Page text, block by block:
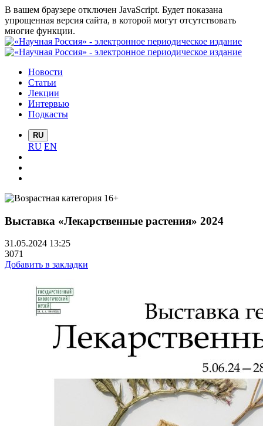
В вашем браузере отключен JavaScript. Будет показана
упрощенная версия сайта, в которой могут отсутствовать
многие функции.
Новости
Статьи
Лекции
Интервью
Подкасты
RU
RU EN
Выставка «Лекарственные растения» 2024
31.05.2024 13:25
3071
Добавить в закладки